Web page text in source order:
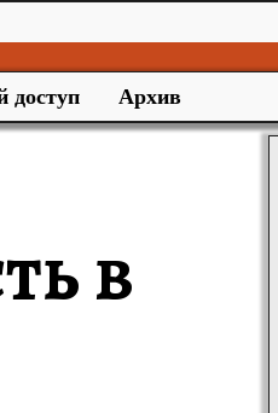
Архив
в